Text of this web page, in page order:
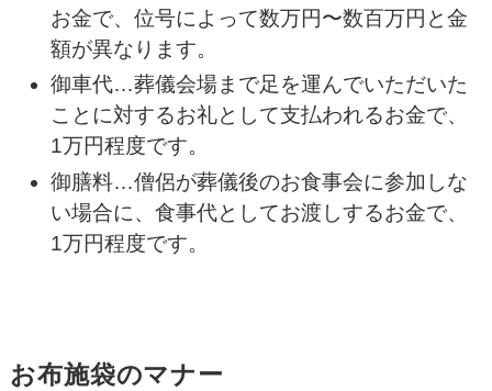
お金で、位号によって数万円〜数百万円と金
額が異なります。
御車代…葬儀会場まで足を運んでいただいた
ことに対するお礼として支払われるお金で、
1万円程度です。
御膳料…僧侶が葬儀後のお食事会に参加しな
い場合に、食事代としてお渡しするお金で、
1万円程度です。
お布施袋のマナー